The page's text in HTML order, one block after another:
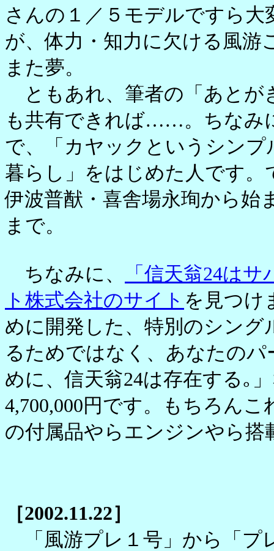
さんの１／５モデルですら
が、体力・知力に欠ける風游
また夢。
ともあれ、筆者の「あとが
も共有できれば……。ちなみ
で、「カヤックというシン
暮らし」をはじめた人です
伊波普猷・喜舎場永珣から始
まで。
ちなみに、
「信天翁24は
ト株式会社のサイト を見つけ
めに開発した、特別のシング
るためではなく、あなたの
めに、信天翁24は存在する｡
4,700,000円です。もちろん
の付属品やらエンジンやら搭
［2002.11.22］
「風游プレ１号」から「プ